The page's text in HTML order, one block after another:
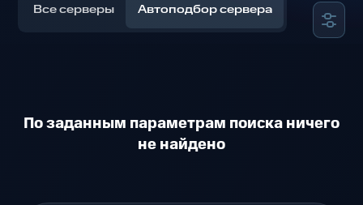
Все серверы Автоподбор сервера
По заданным параметрам поиска ничего
не найдено